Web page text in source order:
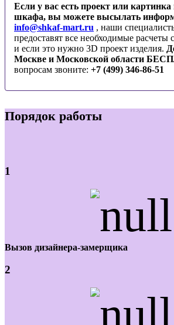
Если у вас есть проект или
шкафа, вы можете высылать
info@shkaf-mart.ru , наши
предоставят все необходимые расчеты
и если это нужно 3D проект изделия.
Москве и Московской области
вопросам звоните: +7 (499) 346-86-51
Порядок работы
1
Вызов дизайнера-замерщика
2